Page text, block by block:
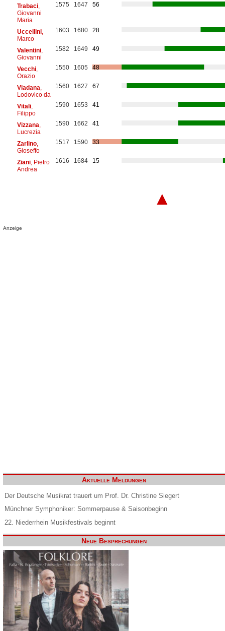
Trabaci,
Giovanni
Maria
1575 1647 56
Uccellini,
Marco
1603 1680 28
Valentini,
Giovanni
1582 1649 49
Vecchi,
Orazio
1550 1605 48
Viadana
Lodovico da
1560 1627 67
Vitali,
Filippo
1590 1653 41
Vizzana
Lucrezia
1590 1662 41
Zarlino,
Gioseffo
1517 1590 33
Ziani, Pietro
Andrea
1616 1684 15
▲
Anzeige
Aktuelle Meldungen
Der Deutsche Musikrat trauert um Prof. Dr. Christine Siegert
Münchner Symphoniker: Sommerpause & Saisonbeginn
22. Niederrhein Musikfestivals beginnt
Neue Besprechungen